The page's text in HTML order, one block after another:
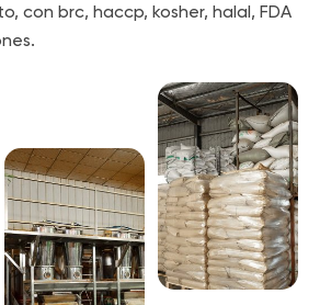
con brc, haccp, kosher, halal, FDA